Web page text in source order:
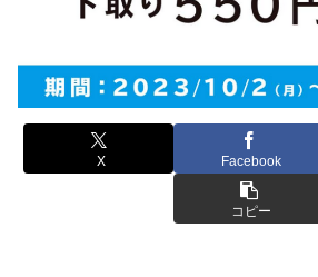
X Facebook
コピー